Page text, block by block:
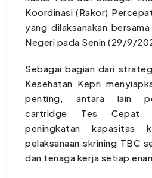
Koordinasi (Rakor)
yang dilaksanakan
Negeri pada Senin (29/9/
Sebagai bagian dari
Kesehatan Kepri
penting, antara lain
cartridge Tes Cepat
peningkatan kapasitas
pelaksanaan skrining TBC
dan tenaga kerja setiap